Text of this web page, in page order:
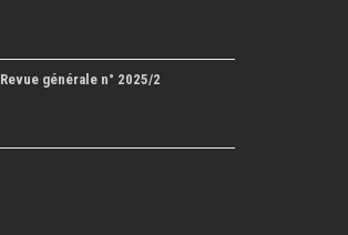
Revue générale n° 2025/2